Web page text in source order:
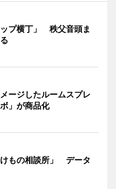
プ横丁」 秩父音頭ま
ージしたルームスプレ
」が商品化
もの相談所」 データ